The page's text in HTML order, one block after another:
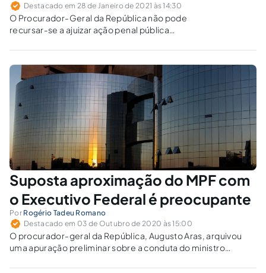
Destacado em 28 de Janeiro de 2021 às 14:30
O Procurador-Geral da República não pode
recursar-se a ajuizar ação penal pública
de conveniência ou oportunidade, mas de
obrigatoriedade.
Suposta aproximação do MPF com
o Executivo Federal é preocupante
Por Rogério Tadeu Romano
Destacado em 03 de Outubro de 2020 às 15:00
O procurador-geral da República, Augusto Aras, arquivou
uma apuração preliminar sobre a conduta do ministro